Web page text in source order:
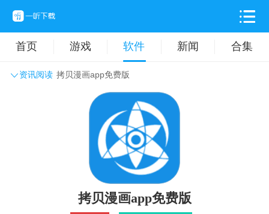
首页 游戏 软件 新闻 合集
资讯阅读 拷贝漫画app免费版
主题壁纸 旅游出行
拍摄美化 时尚购物
拷贝漫画app免费版